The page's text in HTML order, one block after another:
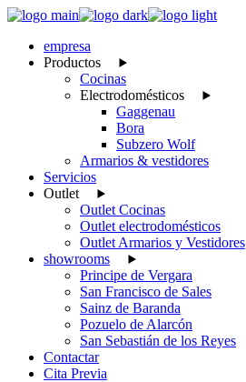
Skip
content
empresa
Productos
Cocinas
Electrodomésticos
Gaggenau
Bora
Subzero Wolf
Armarios & vestidores
Servicios
Outlet
Outlet Cocinas
Outlet electrodomésticos
Outlet Armarios y Vestidores
showrooms
Principe de Vergara
San Francisco de Sales
Sainz de Baranda
Pozuelo de Alarcón
San Sebastián de los Reyes
Contactar
Cita Previa